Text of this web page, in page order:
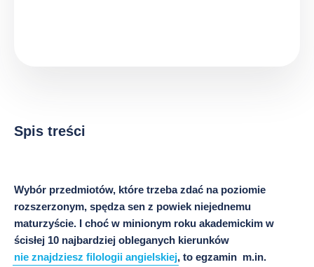
Spis treści
Wybór przedmiotów, które trzeba zdać na poziomie
rozszerzonym, spędza sen z powiek niejednemu
maturzyście. I choć w minionym roku akademickim w
ścisłej 10 najbardziej obleganych kierunków
nie znajdziesz filologii angielskiej, to egzamin m.in.